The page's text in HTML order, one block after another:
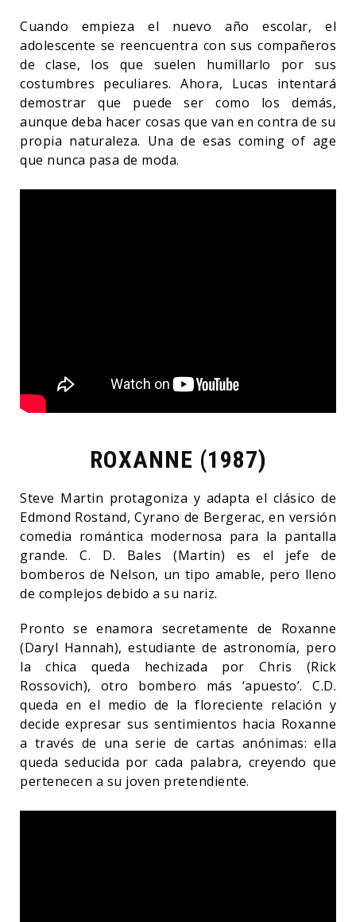
Cuando empieza el nuevo año escolar, el
adolescente se reencuentra con sus compañeros
de clase, los que suelen humillarlo por sus
costumbres peculiares. Ahora, Lucas intentará
demostrar que puede ser como los demás,
aunque deba hacer cosas que van en contra de su
propia naturaleza. Una de esas coming of age
que nunca pasa de moda.
ROXANNE (1987)
Steve Martin protagoniza y adapta el clásico de
Edmond Rostand, Cyrano de Bergerac, en versión
comedia romántica modernosa para la pantalla
grande. C. D. Bales (Martin) es el jefe de
bomberos de Nelson, un tipo amable, pero lleno
de complejos debido a su nariz.
Pronto se enamora secretamente de Roxanne
(Daryl Hannah), estudiante de astronomía, pero
la chica queda hechizada por Chris (Rick
Rossovich), otro bombero más ‘apuesto’. C.D.
queda en el medio de la floreciente relación y
decide expresar sus sentimientos hacia Roxanne
a través de una serie de cartas anónimas: ella
queda seducida por cada palabra, creyendo que
pertenecen a su joven pretendiente.